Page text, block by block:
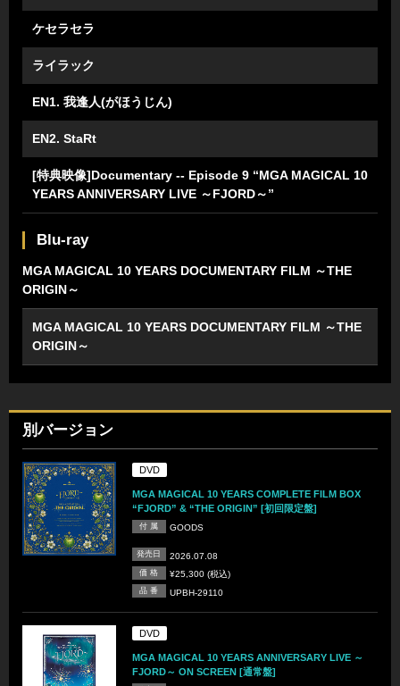
ケセラセラ
ライラック
EN1. 我逢人(がほうじん)
EN2. StaRt
[特典映像]Documentary -- Episode 9 “MGA MAGICAL 10
YEARS ANNIVERSARY LIVE ～FJORD～”
Blu-ray
MGA MAGICAL 10 YEARS DOCUMENTARY FILM ～THE
ORIGIN～
MGA MAGICAL 10 YEARS DOCUMENTARY FILM ～THE
ORIGIN～
別バージョン
DVD
MGA MAGICAL 10 YEARS COMPLETE FILM BOX
“FJORD” & “THE ORIGIN” [初回限定盤]
付 属 GOODS
発売日 2026.07.08
価 格 ¥25,300 (税込)
品 番 UPBH-29110
DVD
MGA MAGICAL 10 YEARS ANNIVERSARY LIVE ～
FJORD～ ON SCREEN [通常盤]